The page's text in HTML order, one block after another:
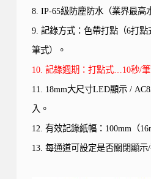
8. IP-65級防塵防水（業界最高
9. 記錄方式：色帶打點（6打點
筆式）。
10. 記錄週期：打點式…10秒/
11. 18mm大尺寸LED顯示/
入。
12. 有效記錄紙幅： 100mm（
13. 每通道可設定是否關閉顯示/